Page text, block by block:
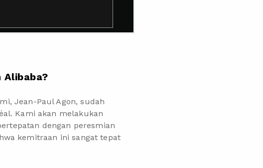
Alibaba?
Jean-Paul Agon, sudah
Kami akan melakukan
dengan peresmian
kemitraan ini sangat tepat